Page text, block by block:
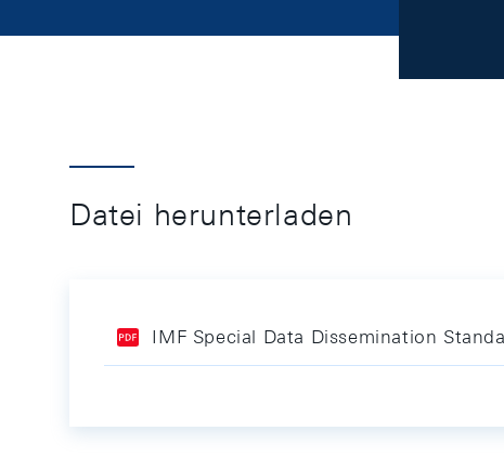
Datei herunterladen
IMF Special Data Dissemination